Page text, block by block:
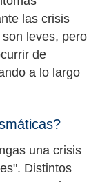
las crisis
leves, pero
de
a lo largo
una crisis
Distintos